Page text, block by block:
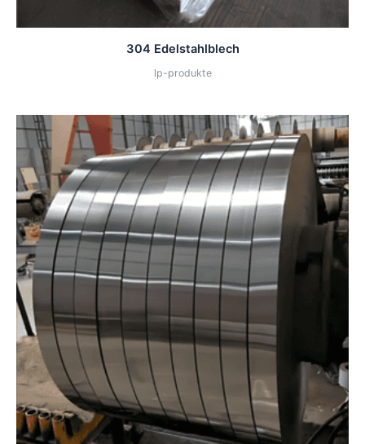
304 Edelstahlblech
lp-produkte